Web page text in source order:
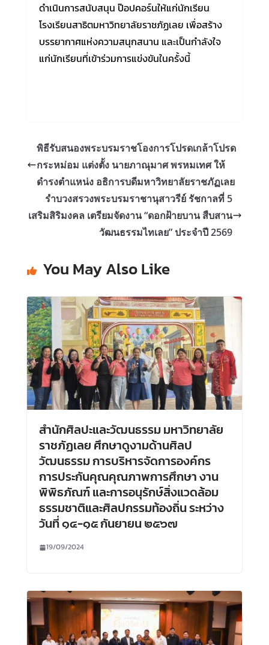
ดำเนินการสนับสนุน ป๊อปคอร์นให้แก่นักเรียน
โรงเรียนสาธิตมหาวิทยาลัยราชภัฏเลย เพื่อสร้าง
บรรยากาศแห่งความสนุกสนาน และเป็นกำลังใจ
แก่นักเรียนที่เข้าร่วมการแข่งขันในครั้งนี้
พิธีรับสนองพระบรมราชโองการโปรดเกล้าโปรด
กระหม่อม แต่งตั้ง นายภาณุมาศ พรหมเทศ ให้
ดำรงตำแหน่ง อธิการบดีมหาวิทยาลัยราชภัฏเลย
รำบวงสรวงพระบรมราชานุสาวรีย์ รัชกาลที่ 5
เสริมสิริมงคล เตรียมจัดงาน “ดอกฝ้ายบาน สืบสาน
วัฒนธรรมไทเลย” ประจำปี 2569
You May Also Like
สำนักศิลปะและวัฒนธรรม มหาวิทยาลัย
ราชภัฏเลย ศึกษาดูงามด้านศิลป
วัฒนธรรม การบริหารจัดการองค์กร
การประกันคุณคุณภาพการศึกษา งาน
พิพิธภัณฑ์ และการอนุรักษ์สิ่งแวดล้อม
ธรรมชาติและศิลปกรรมท้องถิ่น ระหว่าง
วันที่ ๑๔-๑๕ กันยายน ๒๕๖๗
19/09/2024